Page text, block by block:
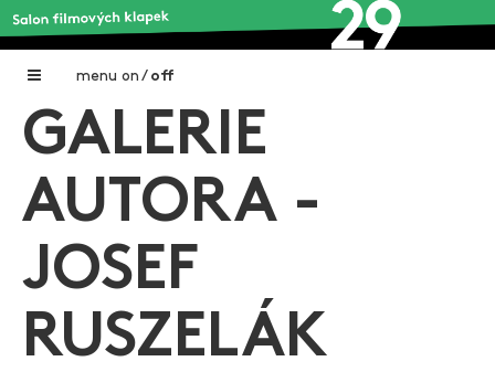
menu on / off
Home
Galerie filmových klapek
Autoři filmových klapek
O projektu
GALERIE
AUTORA -
JOSEF
RUSZELÁK